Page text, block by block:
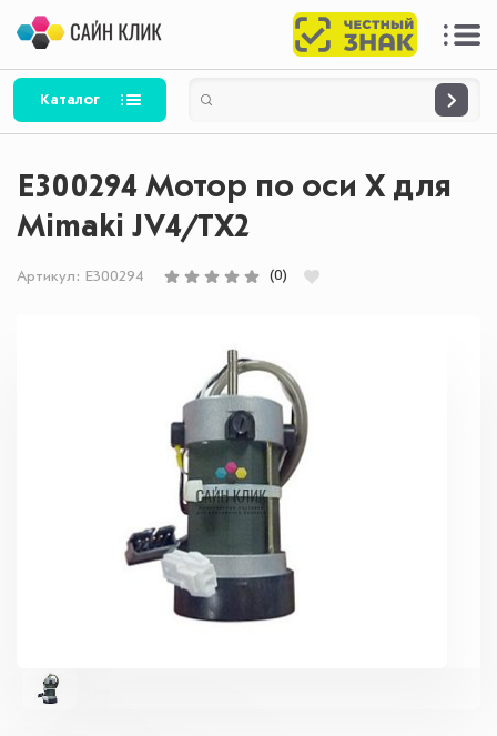
Каталог
E300294 Мотор по оси X для
Mimaki JV4/TX2
Артикул: E300294 (0)